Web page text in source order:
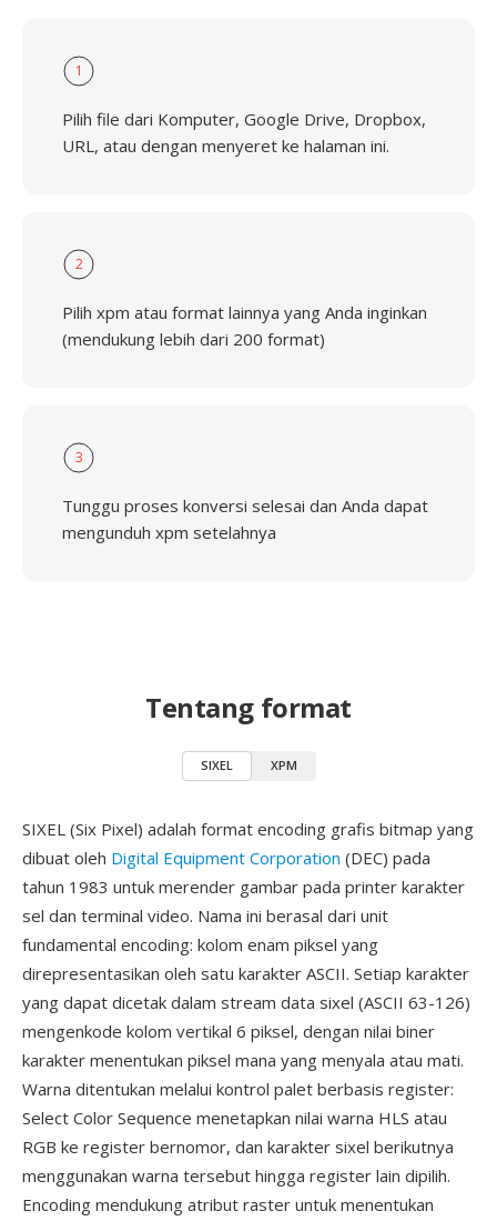
1
Pilih file dari Komputer, Google Drive, Dropbox,
URL, atau dengan menyeret ke halaman ini.
2
Pilih xpm atau format lainnya yang Anda inginkan
(mendukung lebih dari 200 format)
3
Tunggu proses konversi selesai dan Anda dapat
mengunduh xpm setelahnya
Tentang format
SIXEL XPM
SIXEL (Six Pixel) adalah format encoding grafis bitmap yang
dibuat oleh Digital Equipment Corporation (DEC) pada
tahun 1983 untuk merender gambar pada printer karakter
sel dan terminal video. Nama ini berasal dari unit
fundamental encoding: kolom enam piksel yang
direpresentasikan oleh satu karakter ASCII. Setiap karakter
yang dapat dicetak dalam stream data sixel (ASCII 63-126)
mengenkode kolom vertikal 6 piksel, dengan nilai biner
karakter menentukan piksel mana yang menyala atau mati.
Warna ditentukan melalui kontrol palet berbasis register:
Select Color Sequence menetapkan nilai warna HLS atau
RGB ke register bernomor, dan karakter sixel berikutnya
menggunakan warna tersebut hingga register lain dipilih.
Encoding mendukung atribut raster untuk menentukan